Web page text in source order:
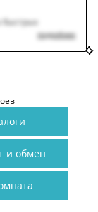
подробнее
и обмен